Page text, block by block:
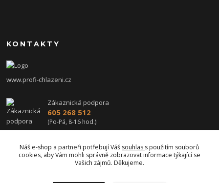
KONTAKTY
www.profi-chlazeni.cz
Zákaznická podpora
605 268 512
(Po-Pá, 8-16 hod.)
Náš e-shop a partneři potřebují Váš souhlas s použitím souborů
cookies, aby Vám mohli správně zobrazovat informace týkající se
Vašich zájmů. Děkujeme.